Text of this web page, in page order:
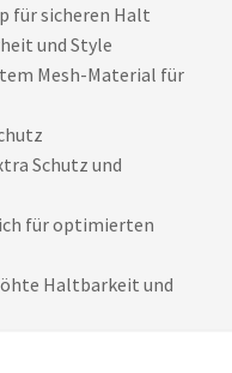
für sicheren Halt
und Style
Mesh-Material für
Schutz und
für optimierten
Haltbarkeit und